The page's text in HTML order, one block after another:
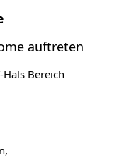
auftreten
Bereich